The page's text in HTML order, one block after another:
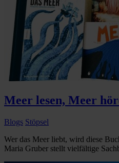
Meer lesen, Meer
Blogs Stöpsel
Wer das Meer liebt, wird diese
Maria Gruber stellt vielfältige